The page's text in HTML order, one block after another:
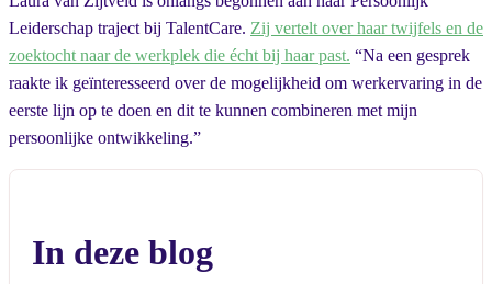
Leiderschap traject bij TalentCare. Zij vertelt over haar twijfels en de
zoektocht naar de werkplek die écht bij haar past. “Na een gesprek
raakte ik geïnteresseerd over de mogelijkheid om werkervaring in de
eerste lijn op te doen en dit te kunnen combineren met mijn
persoonlijke ontwikkeling.”
In deze blog